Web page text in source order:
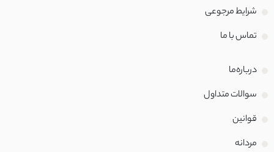
شمعی
شرایط مرجوعی
تماس با‌ ما
درباره‌ما
سوالات متداول
قوانین
مردانه